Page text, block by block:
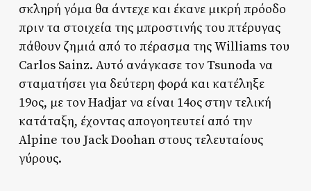
σκληρή γόμα θα άντεχε και έκανε μικρή πρόοδο
πριν τα στοιχεία της μπροστινής του πτέρυγας
πάθουν ζημιά από το πέρασμα της Williams του
Carlos Sainz. Αυτό ανάγκασε τον Tsunoda να
σταματήσει για δεύτερη φορά και κατέληξε
19ος, με τον Hadjar να είναι 14ος στην τελική
κατάταξη, έχοντας απογοητευτεί από την
Alpine του Jack Doohan στους τελευταίους
γύρους.